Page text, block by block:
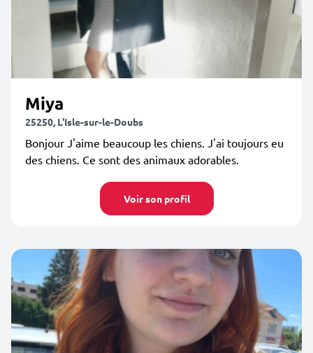
Miya
25250, L'Isle-sur-le-Doubs
Bonjour J'aime beaucoup les chiens. J'ai toujours eu
des chiens. Ce sont des animaux adorables.
Voir son profil